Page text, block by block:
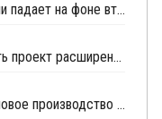
Спрос на нефтехимию в Индии падает на фоне второй волны COVID-19
Indian Oil планирует завершить проект расширения НПЗ в Гуджарате к октябрю 2024 года
Reliance Industries запустит новое производство МЭГ в первом квартале 2017 года